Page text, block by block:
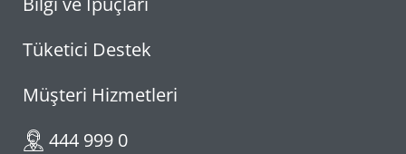
Tüketici Destek
Müşteri Hizmetleri
444 999 0